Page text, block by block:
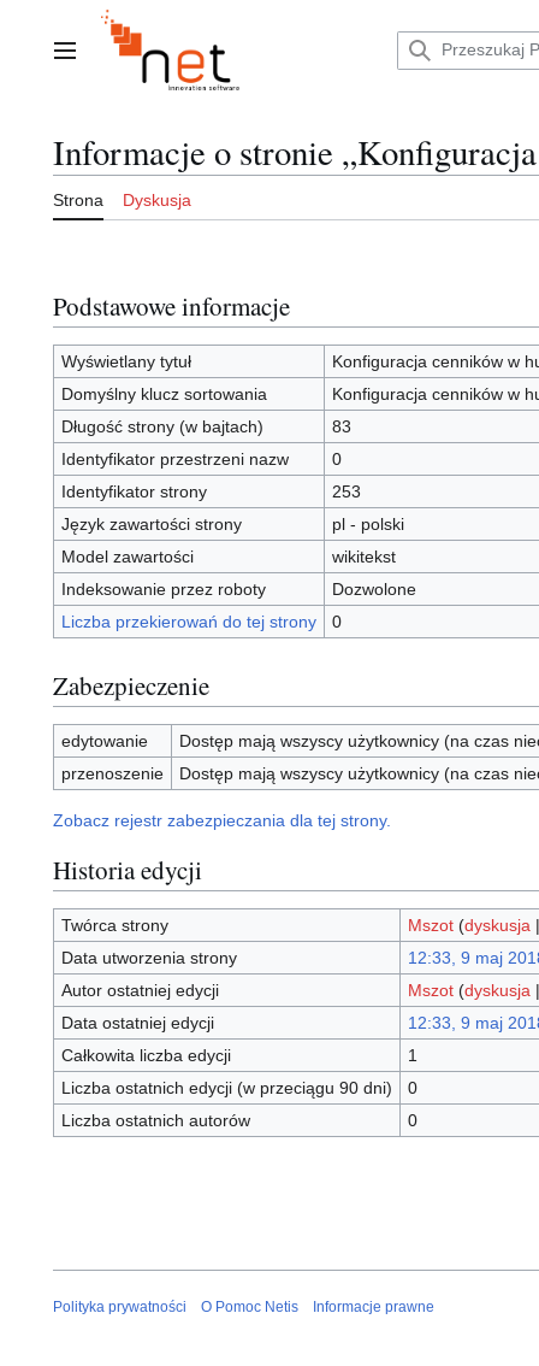
zawartościMenu główne
Informacje o stronie
Strona Dyskusja
Podstawowe informacje
Wyświetlany tytuł
Konfiguracja cenników w
Domyślny klucz sortowania
Konfiguracja cenników w
Długość strony (w bajtach)
83
Identyfikator przestrzeni nazw
0
Identyfikator strony
253
Język zawartości strony
pl - polski
Model zawartości
wikitekst
Indeksowanie przez roboty
Dozwolone
Liczba przekierowań do tej strony
0
Zabezpieczenie
edytowanie
Dostęp mają wszyscy użytkownicy (na czas
przenoszenie
Dostęp mają wszyscy użytkownicy (na czas
Zobacz rejestr zabezpieczania dla tej strony.
Historia edycji
Twórca strony Mszot (dyskusja
Data utworzenia strony
12:33, 9 maj
Autor ostatniej edycji
Mszot (dyskusja
Data ostatniej edycji
12:33, 9 maj
Całkowita liczba edycji
1
Liczba ostatnich edycji (w przeciągu 90 dni)
0
Liczba ostatnich autorów
0
Polityka prywatności O Pomoc Netis Informacje prawne